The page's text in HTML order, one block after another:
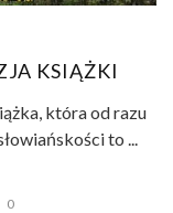
KSIĄŻKI
która od razu
to ...
0